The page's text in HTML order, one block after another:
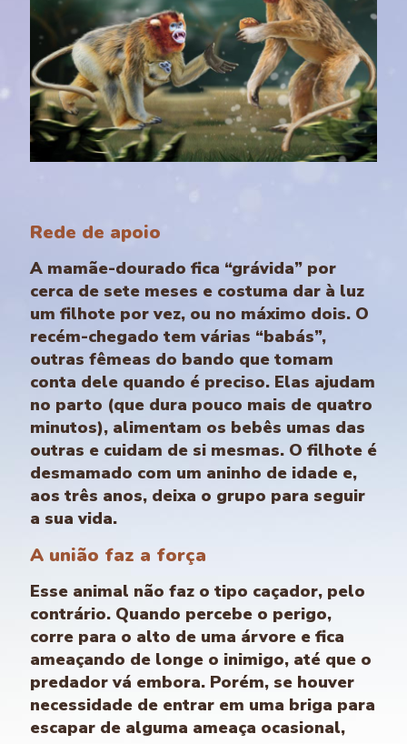
Rede de apoio
A mamãe-dourado fica “grávida” por
cerca de sete meses e costuma dar à luz
um filhote por vez, ou no máximo dois. O
recém-chegado tem várias “babás”,
outras fêmeas do bando que tomam
conta dele quando é preciso. Elas ajudam
no parto (que dura pouco mais de quatro
minutos), alimentam os bebês umas das
outras e cuidam de si mesmas. O filhote é
desmamado com um aninho de idade e,
aos três anos, deixa o grupo para seguir
a sua vida.
A união faz a força
Esse animal não faz o tipo caçador, pelo
contrário. Quando percebe o perigo,
corre para o alto de uma árvore e fica
ameaçando de longe o inimigo, até que o
predador vá embora. Porém, se houver
necessidade de entrar em uma briga para
escapar de alguma ameaça ocasional,